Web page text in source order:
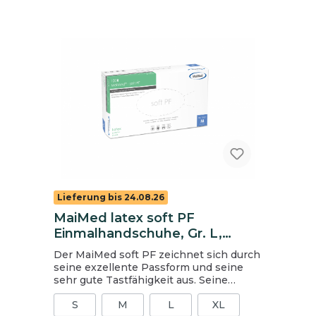
Lieferung bis 24.08.26
MaiMed latex soft PF
Einmalhandschuhe, Gr. L,
ungepudert
Der MaiMed soft PF zeichnet sich durch
seine exzellente Passform und seine
sehr gute Tastfähigkeit aus. Seine
mikrogeraute Oberfläche verleiht ihm
zudem eine hohe Griffigkeit. Insgesamt
S M L XL